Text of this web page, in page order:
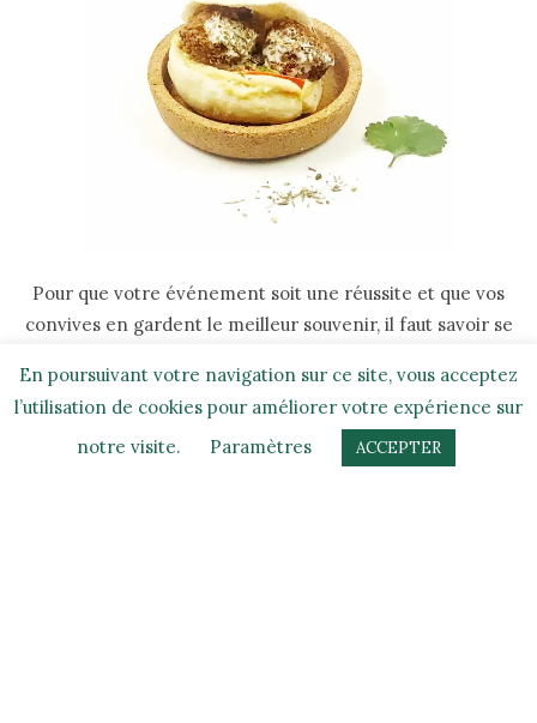
Pour que votre événement soit une réussite et que vos
convives en gardent le meilleur souvenir, il faut savoir se
Ainsi, nous tenons à vous proposer une variété de
saveurs, d’odeurs spectaculaires et addictives.
En poursuivant votre navigation sur ce site, vous acceptez
l’utilisation de cookies pour améliorer votre expérience sur
notre visite.
Paramètres ACCEPTER